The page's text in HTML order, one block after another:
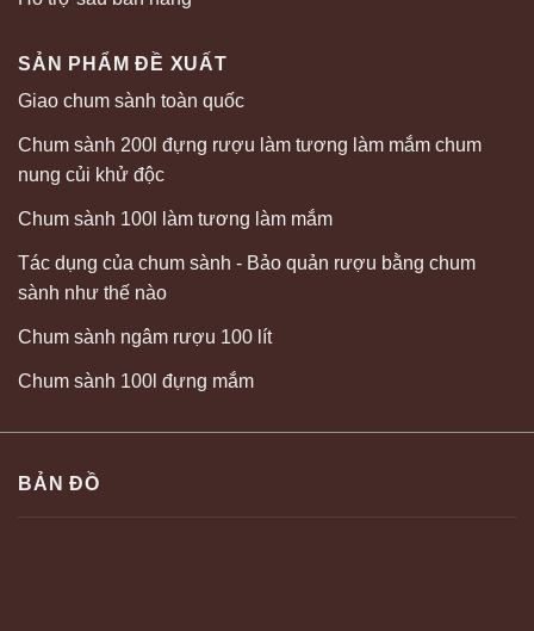
SẢN PHẨM ĐỀ XUẤT
Giao chum sành toàn quốc
Chum sành 200l đựng rượu làm tương làm mắm chum
nung củi khử độc
Chum sành 100l làm tương làm mắm
Tác dụng của chum sành - Bảo quản rượu bằng chum
sành như thế nào
Chum sành ngâm rượu 100 lít
Chum sành 100l đựng mắm
BẢN ĐỒ